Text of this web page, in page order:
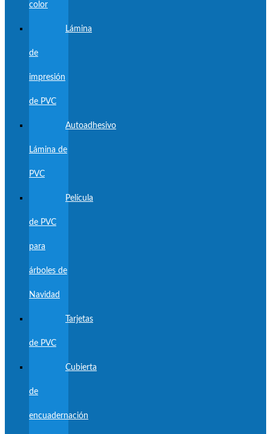
color
Lámina
de
impresión
de PVC
Autoadhesivo
Lámina de
PVC
Película
de PVC
para
árboles de
Navidad
Tarjetas
de PVC
Cubierta
de
encuadernación